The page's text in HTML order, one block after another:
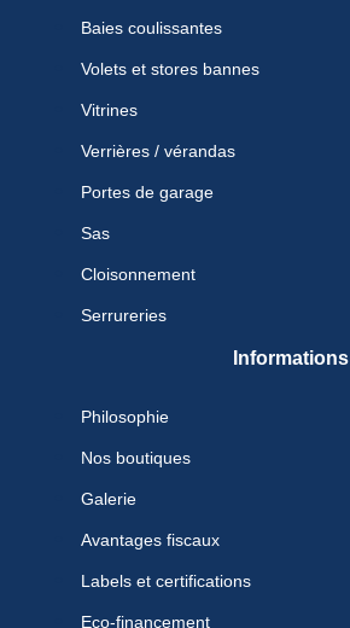
Baies coulissantes
Volets et stores bannes
Vitrines
Verrières / vérandas
Portes de garage
Sas
Cloisonnement
Serrureries
Informations
Philosophie
Nos boutiques
Galerie
Avantages fiscaux
Labels et certifications
Eco-financement